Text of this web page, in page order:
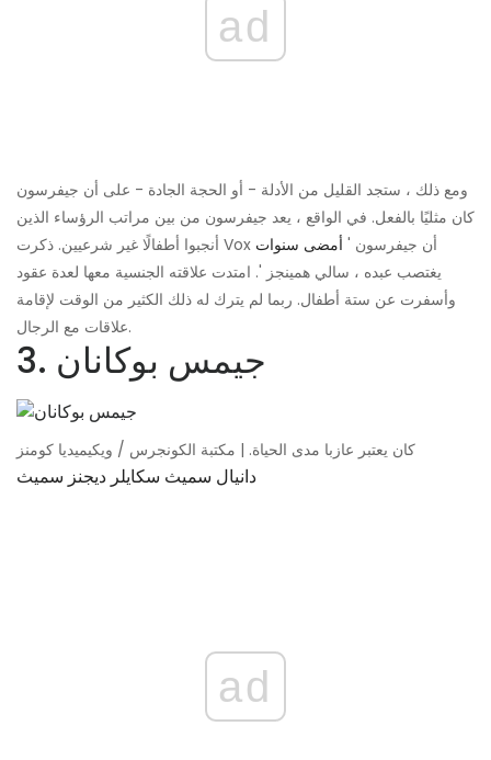
ad
ومع ذلك ، ستجد القليل من الأدلة - أو الحجة الجادة - على أن جيفرسون
كان مثليًا بالفعل. في الواقع ، يعد جيفرسون من بين مراتب الرؤساء الذين
أنجبوا أطفالًا غير شرعيين. ذكرت Vox أن جيفرسون ' أمضى سنوات
يغتصب عبده ، سالي همينجز '. امتدت علاقته الجنسية معها لعدة عقود
وأسفرت عن ستة أطفال. ربما لم يترك له ذلك الكثير من الوقت لإقامة
علاقات مع الرجال.
3. جيمس بوكانان
كان يعتبر عازبا مدى الحياة. | مكتبة الكونجرس / ويكيميديا ​​كومنز
دانيال سميث سكايلر ديجنز سميث
ad